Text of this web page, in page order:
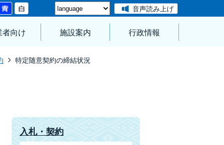
音声読み上げ
者向け 施設案内 行政情報
特定随意契約の締結状況
入札・契約